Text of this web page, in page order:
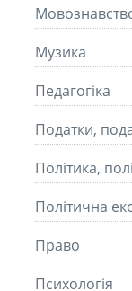
Музика
Педагогіка
Податки,
Політика,
Політична
Право
Психологія